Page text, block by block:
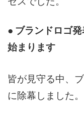
セスでした。
● ブランドロゴ発
始まります
皆が見守る中、
に除幕しました。